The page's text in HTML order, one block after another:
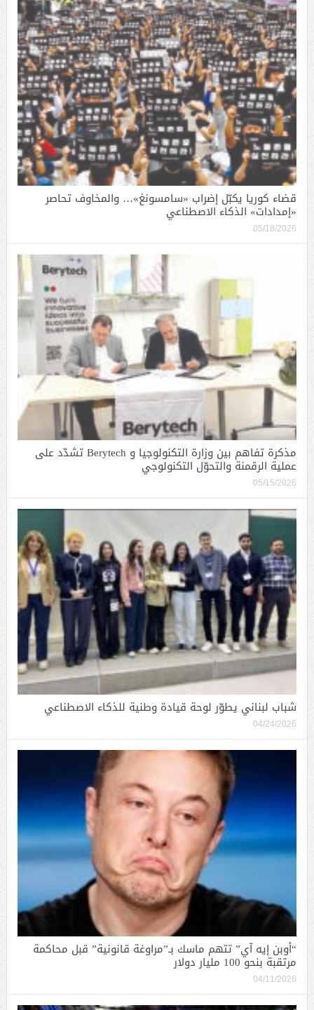
قضاء كوريا يكبّل إضراب «سامسونغ»… والمخاوف تحاصر
«إمدادات» الذكاء الاصطناعي
05/18/2026
مذكرة تفاهم بين وزارة التكنولوجيا و Berytech تشدّد على
عملية الرقمنة والتحوّل التكنولوجي
05/15/2026
شباب لبناني يطوّر لوحة قيادة وطنية للذكاء الاصطناعي
04/24/2026
“أوبن إيه آي” تتهم ماسك بـ”مراوغة قانونية” قبل محاكمة
مرتقبة بنحو 100 مليار دولار
04/11/2026